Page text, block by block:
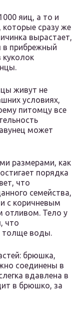
яиц, а то и
которые сразу же
вырастает,
в прибрежный
куколок
живут не
условиях,
питомцу все
может
размерами, как
порядка
что
семейства,
с коричневым
отливом. Тело у
что
толще воды.
брюшка,
соединены в
вдавлена в
в брюшко, за